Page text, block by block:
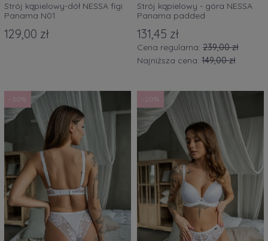
Strój kąpielowy-dół NESSA figi
Panama N01
129,00 zł
Strój kąpielowy - góra NESSA
Panama padded
131,45 zł
Cena regularna: 239,00 zł
Najniższa cena: 149,00 zł
-30% -20%